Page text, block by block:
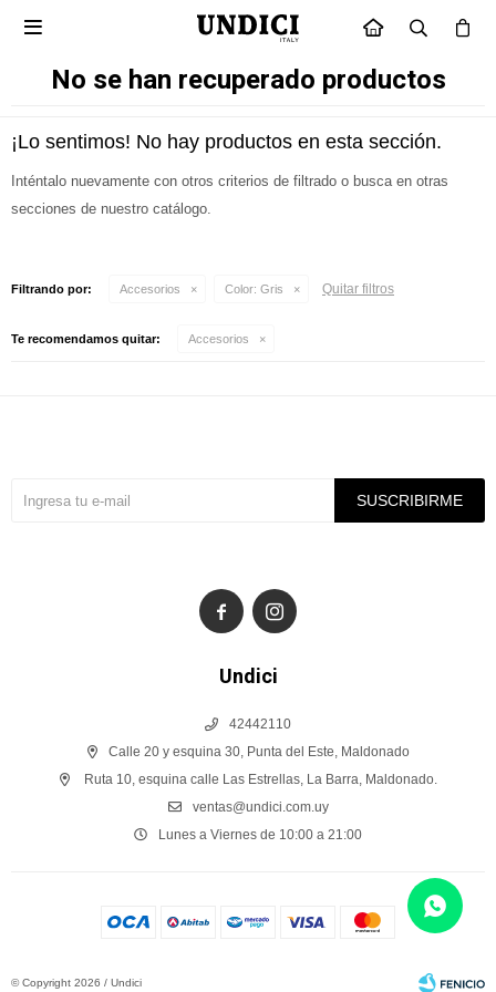
INICIO

No se han recuperado productos
¡Lo sentimos! No hay productos en esta sección.
Inténtalo nuevamente con otros criterios de filtrado o busca en otras
secciones de nuestro catálogo.
Filtrando por: Accesorios Color: Gris Quitar filtros
Te recomendamos quitar: Accesorios
Undici
42442110
Calle 20 y esquina 30, Punta del Este, Maldonado
Ruta 10, esquina calle Las Estrellas, La Barra, Maldonado.
ventas@undici.com.uy
Lunes a Viernes de 10:00 a 21:00
SUSCRIBIRME
 
© Copyright 2026 / Undici